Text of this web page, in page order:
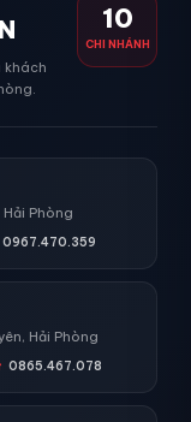
khách
10
CHI NHÁNH
Phòng
0967.470.359
Hải Phòng
0865.467.078